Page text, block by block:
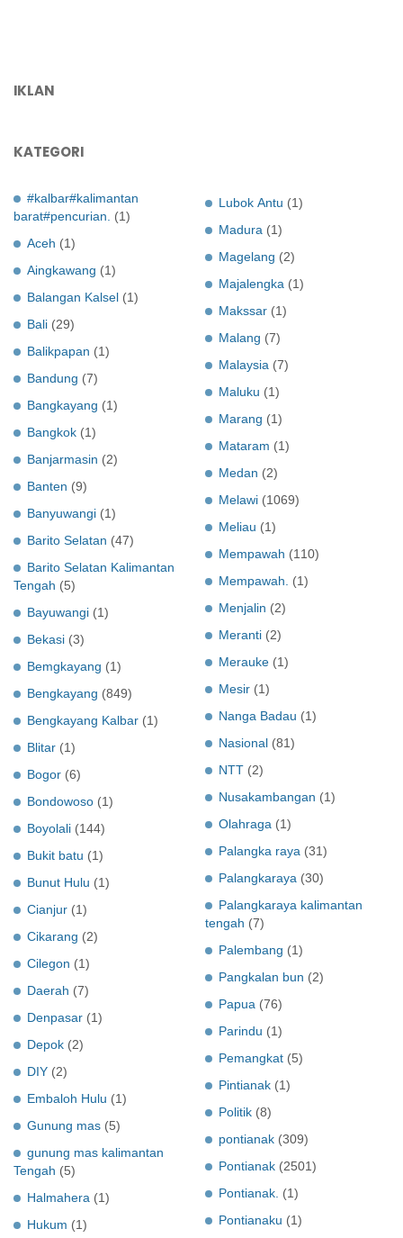
IKLAN
KATEGORI
#kalbar#kalimantan
barat#pencurian.
(1)
Aceh (1)
Aingkawang (1)
Balangan Kalsel (1)
Bali (29)
Balikpapan (1)
Bandung (7)
Bangkayang (1)
Bangkok (1)
Banjarmasin (2)
Banten (9)
Banyuwangi (1)
Barito Selatan (47)
Barito Selatan Kalimantan
Tengah (5)
Bayuwangi (1)
Bekasi (3)
Bemgkayang (1)
Bengkayang (849)
Bengkayang Kalbar (1)
Blitar (1)
Bogor (6)
Bondowoso (1)
Boyolali (144)
Bukit batu (1)
Bunut Hulu (1)
Cianjur (1)
Cikarang (2)
Cilegon (1)
Daerah (7)
Denpasar (1)
Depok (2)
DIY (2)
Embaloh Hulu (1)
Gunung mas (5)
gunung mas kalimantan
Tengah (5)
Halmahera (1)
Hukum (1)
Lubok Antu (1)
Madura (1)
Magelang (2)
Majalengka (1)
Makssar (1)
Malang (7)
Malaysia (7)
Maluku (1)
Marang (1)
Mataram (1)
Medan (2)
Melawi (1069)
Meliau (1)
Mempawah (110)
Mempawah.
(1)
Menjalin (2)
Meranti (2)
Merauke (1)
Mesir (1)
Nanga Badau (1)
Nasional (81)
NTT (2)
Nusakambangan (1)
Olahraga (1)
Palangka raya (31)
Palangkaraya (30)
Palangkaraya kalimantan
tengah (7)
Palembang (1)
Pangkalan bun (2)
Papua (76)
Parindu (1)
Pemangkat (5)
Pintianak (1)
Politik (8)
pontianak (309)
Pontianak (2501)
Pontianak. (1)
Pontianaku (1)